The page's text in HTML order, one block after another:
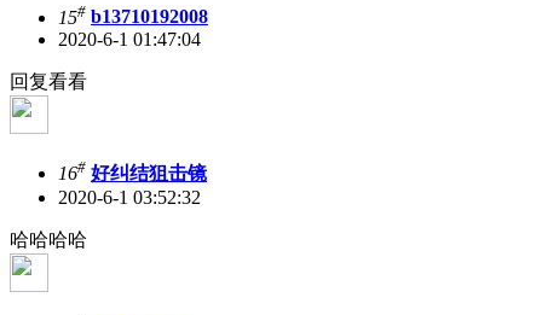
15# b13710192008
2020-6-1 01:47:04
回复看看
16# 好纠结狙击镜
2020-6-1 03:52:32
哈哈哈哈